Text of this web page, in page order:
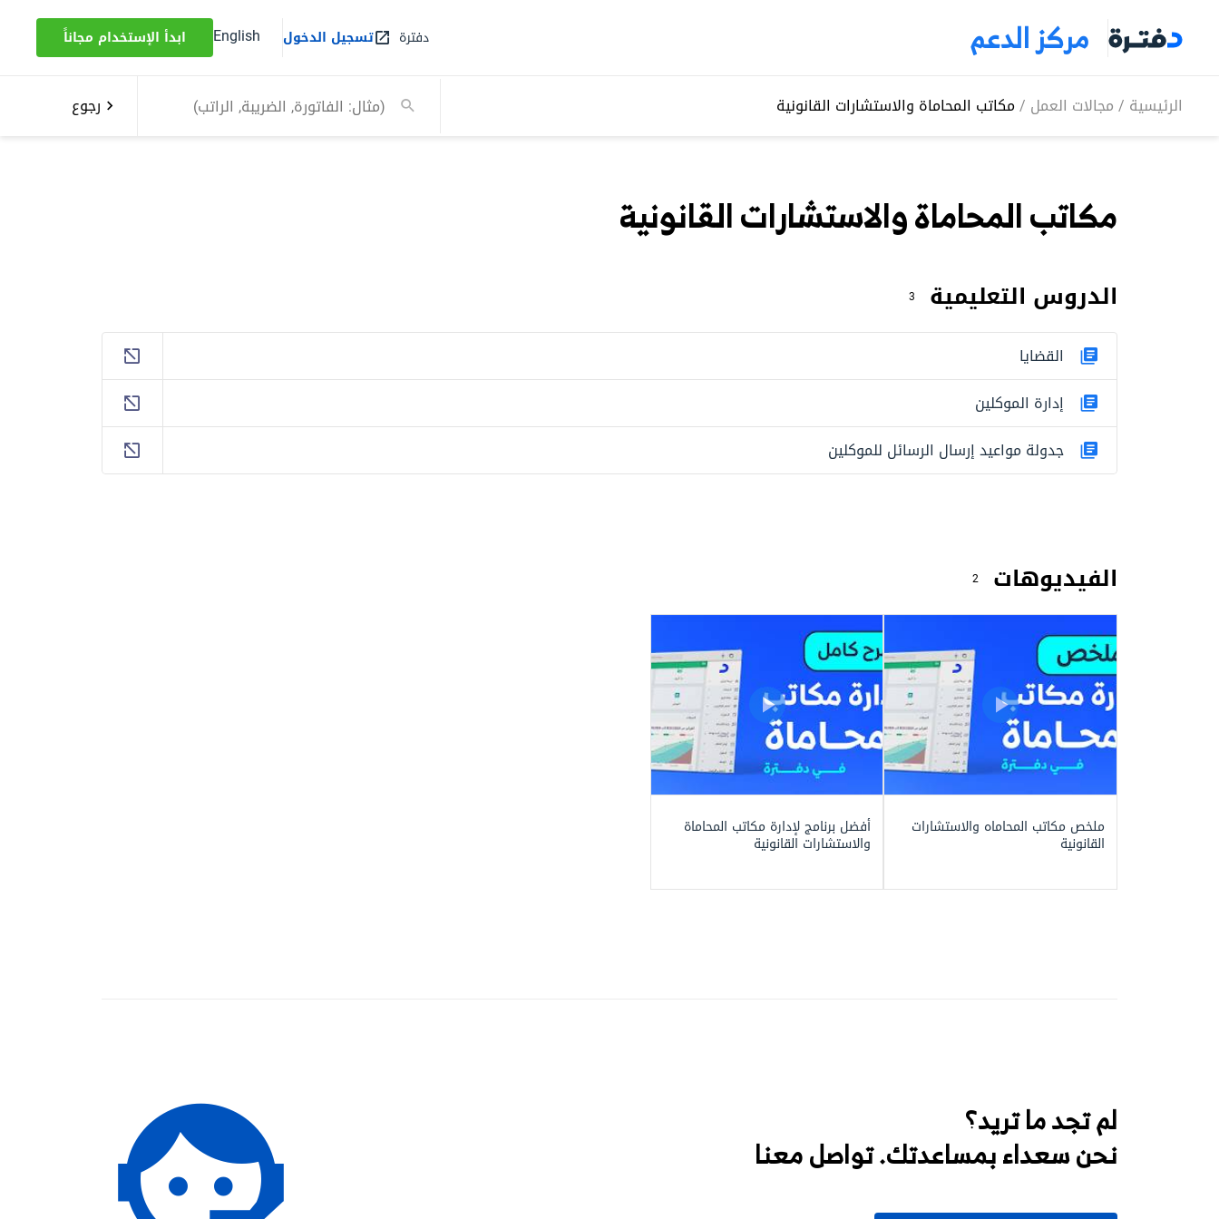
مركز الدعم دفترة تسجيل الدخول English ابدأ الإستخدام مجاناً
الرئيسية /مجالات العمل /مكاتب المحاماة والاستشارات القانونية رجوع
مكاتب المحاماة والاستشارات القانونية
الدروس التعليمية 3
القضايا
إدارة الموكلين
جدولة مواعيد إرسال الرسائل للموكلين
الفيديوهات 2
ملخص مكاتب المحاماه والاستشارات
القانونية
أفضل برنامج لإدارة مكاتب المحاماة
والاستشارات القانونية
لم تجد ما تريد؟
نحن سعداء بمساعدتك. تواصل معنا